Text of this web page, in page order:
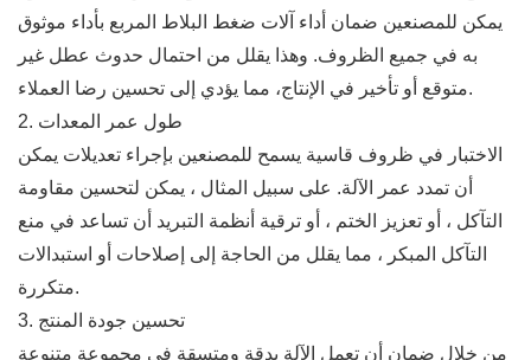
يمكن للمصنعين ضمان أداء آلات ضغط البلاط المربع بأداء موثوق
به في جميع الظروف. وهذا يقلل من احتمال حدوث عطل غير
متوقع أو تأخير في الإنتاج، مما يؤدي إلى تحسين رضا العملاء.
2. طول عمر المعدات
الاختبار في ظروف قاسية يسمح للمصنعين بإجراء تعديلات يمكن
أن تمدد عمر الآلة. على سبيل المثال ، يمكن لتحسين مقاومة
التآكل ، أو تعزيز الختم ، أو ترقية أنظمة التبريد أن تساعد في منع
التآكل المبكر ، مما يقلل من الحاجة إلى إصلاحات أو استبدالات
متكررة.
3. تحسين جودة المنتج
من خلال ضمان أن تعمل الآلة بدقة ومتسقة في مجموعة متنوعة